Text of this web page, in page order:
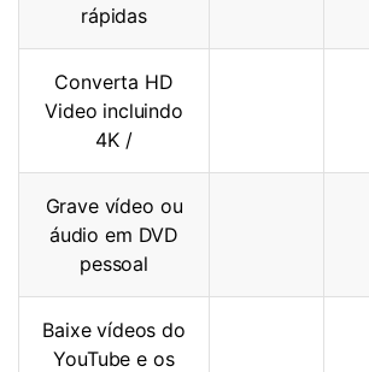
rápidas
Converta HD
Video incluindo
4K /
Grave vídeo ou
áudio em DVD
pessoal
Baixe vídeos do
YouTube e os